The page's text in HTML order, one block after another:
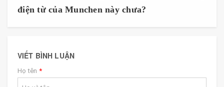
điện từ của Munchen này chưa?
VIẾT BÌNH LUẬN
Họ tên *